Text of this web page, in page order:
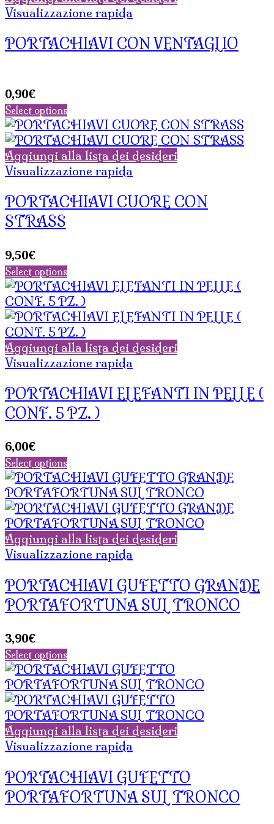
Visualizzazione rapida
PORTACHIAVI CON VENTAGLIO
0,90€
Select options
Aggiungi alla lista dei desideri
Visualizzazione rapida
PORTACHIAVI CUORE CON
STRASS
9,50€
Select options
Aggiungi alla lista dei desideri
Visualizzazione rapida
PORTACHIAVI ELEFANTI IN PELLE (
CONF. 5 PZ. )
6,00€
Select options
Aggiungi alla lista dei desideri
Visualizzazione rapida
PORTACHIAVI GUFETTO GRANDE
PORTAFORTUNA SUL TRONCO
3,90€
Select options
Aggiungi alla lista dei desideri
Visualizzazione rapida
PORTACHIAVI GUFETTO
PORTAFORTUNA SUL TRONCO